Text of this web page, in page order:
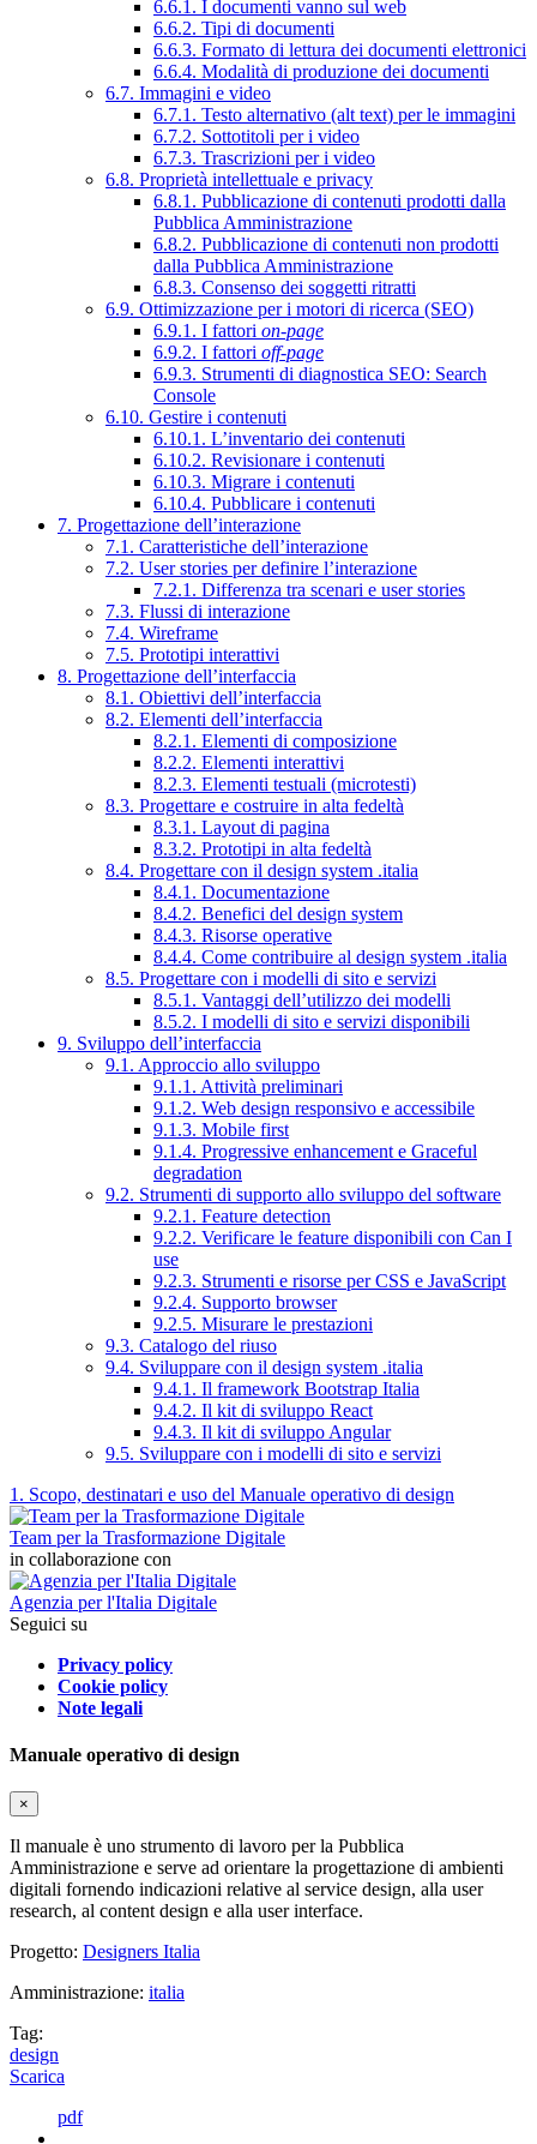
6.6.1. I documenti vanno sul web
6.6.2. Tipi di documenti
6.6.3. Formato di lettura dei documenti elettronici
6.6.4. Modalità di produzione dei documenti
6.7. Immagini e video
6.7.1. Testo alternativo (alt text) per le immagini
6.7.2. Sottotitoli per i video
6.7.3. Trascrizioni per i video
6.8. Proprietà intellettuale e privacy
6.8.1. Pubblicazione di contenuti prodotti dalla
Pubblica Amministrazione
6.8.2. Pubblicazione di contenuti non prodotti
dalla Pubblica Amministrazione
6.8.3. Consenso dei soggetti ritratti
6.9. Ottimizzazione per i motori di ricerca (SEO)
6.9.1. I fattori on-page
6.9.2. I fattori off-page
6.9.3. Strumenti di diagnostica SEO: Search
Console
6.10. Gestire i contenuti
6.10.1. L’inventario dei contenuti
6.10.2. Revisionare i contenuti
6.10.3. Migrare i contenuti
6.10.4. Pubblicare i contenuti
7. Progettazione dell’interazione
7.1. Caratteristiche dell’interazione
7.2. User stories per definire l’interazione
7.2.1. Differenza tra scenari e user stories
7.3. Flussi di interazione
7.4. Wireframe
7.5. Prototipi interattivi
8. Progettazione dell’interfaccia
8.1. Obiettivi dell’interfaccia
8.2. Elementi dell’interfaccia
8.2.1. Elementi di composizione
8.2.2. Elementi interattivi
8.2.3. Elementi testuali (microtesti)
8.3. Progettare e costruire in alta fedeltà
8.3.1. Layout di pagina
8.3.2. Prototipi in alta fedeltà
8.4. Progettare con il design system .italia
8.4.1. Documentazione
8.4.2. Benefici del design system
8.4.3. Risorse operative
8.4.4. Come contribuire al design system .italia
8.5. Progettare con i modelli di sito e servizi
8.5.1. Vantaggi dell’utilizzo dei modelli
8.5.2. I modelli di sito e servizi disponibili
9. Sviluppo dell’interfaccia
9.1. Approccio allo sviluppo
9.1.1. Attività preliminari
9.1.2. Web design responsivo e accessibile
9.1.3. Mobile first
9.1.4. Progressive enhancement e Graceful
degradation
9.2. Strumenti di supporto allo sviluppo del software
9.2.1. Feature detection
9.2.2. Verificare le feature disponibili con Can I
use
9.2.3. Strumenti e risorse per CSS e JavaScript
9.2.4. Supporto browser
9.2.5. Misurare le prestazioni
9.3. Catalogo del riuso
9.4. Sviluppare con il design system .italia
9.4.1. Il framework Bootstrap Italia
9.4.2. Il kit di sviluppo React
9.4.3. Il kit di sviluppo Angular
9.5. Sviluppare con i modelli di sito e servizi
1. Scopo, destinatari e uso del Manuale operativo di design
Team per la Trasformazione Digitale
in collaborazione con
Agenzia per l'Italia Digitale
Seguici su
Privacy policy
Cookie policy
Note legali
Manuale operativo di design
×
Il manuale è uno strumento di lavoro per la Pubblica
Amministrazione e serve ad orientare la progettazione di ambienti
digitali fornendo indicazioni relative al service design, alla user
research, al content design e alla user interface.
Progetto: Designers Italia
Amministrazione: italia
Tag:
design
Scarica
pdf